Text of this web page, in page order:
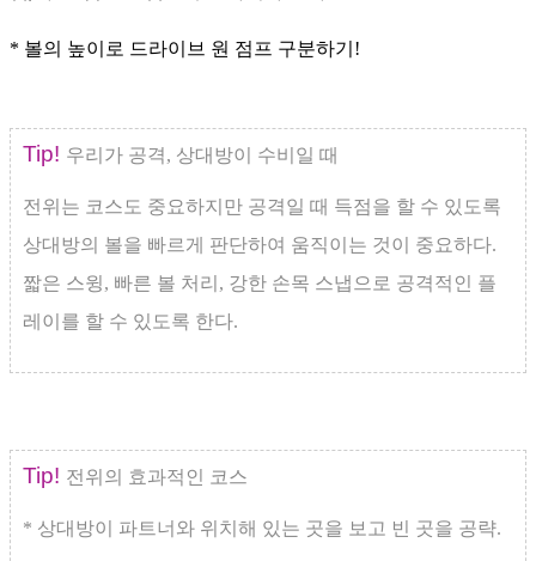
* 볼의 높이로 드라이브 원 점프 구분하기!
Tip! 우리가 공격, 상대방이 수비일 때
전위는 코스도 중요하지만 공격일 때 득점을 할 수 있도록
상대방의 볼을 빠르게 판단하여 움직이는 것이 중요하다.
짧은 스윙, 빠른 볼 처리, 강한 손목 스냅으로 공격적인 플
레이를 할 수 있도록 한다.
Tip! 전위의 효과적인 코스
* 상대방이 파트너와 위치해 있는 곳을 보고 빈 곳을 공략.